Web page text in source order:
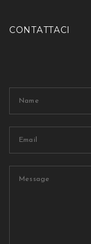
CONTATTACI